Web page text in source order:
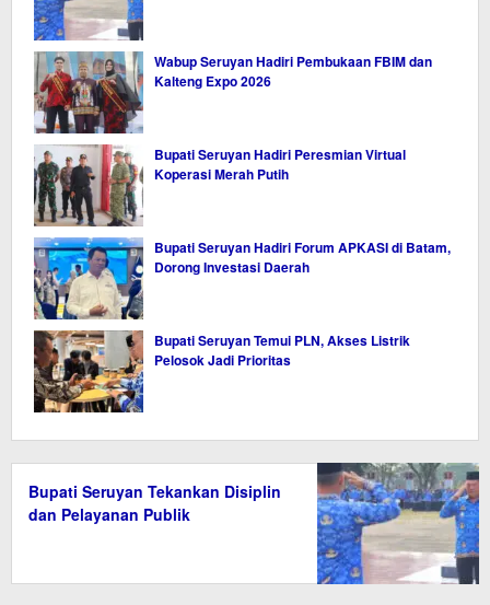
Wabup Seruyan Hadiri Pembukaan FBIM dan
Kalteng Expo 2026
Bupati Seruyan Hadiri Peresmian Virtual
Koperasi Merah Putih
Bupati Seruyan Hadiri Forum APKASI di Batam,
Dorong Investasi Daerah
Bupati Seruyan Temui PLN, Akses Listrik
Pelosok Jadi Prioritas
Bupati Seruyan Tekankan Disiplin
dan Pelayanan Publik